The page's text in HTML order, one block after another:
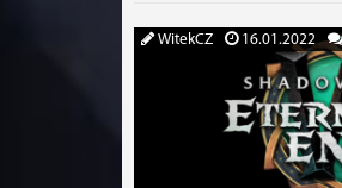
WitekCZ 16.01.2022